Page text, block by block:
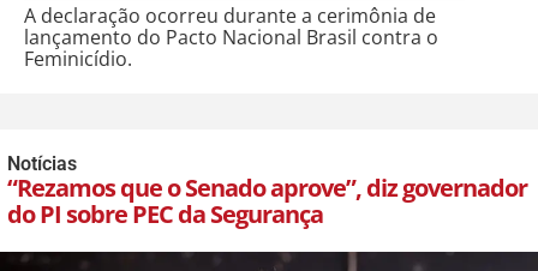
A declaração ocorreu durante a cerimônia de
lançamento do Pacto Nacional Brasil contra o
Feminicídio.
Notícias
“Rezamos que o Senado aprove”, diz governador
do PI sobre PEC da Segurança